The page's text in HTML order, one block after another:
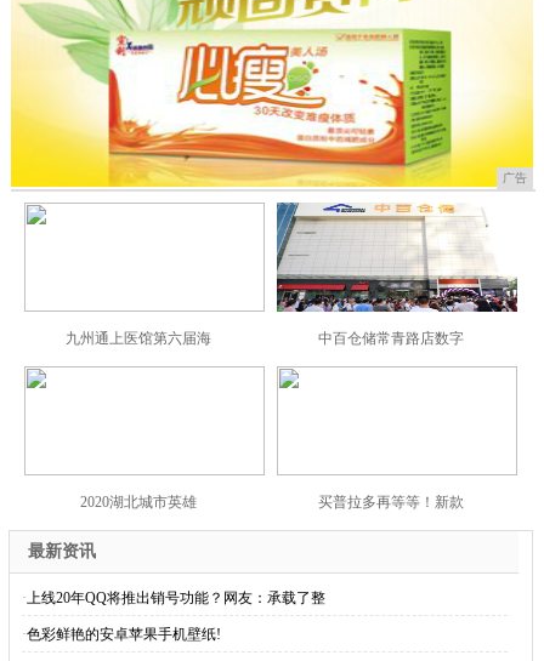
广告
九州通上医馆第六届海 中百仓储常青路店数字
2020湖北城市英雄 买普拉多再等等！新款
最新资讯
·上线20年QQ将推出销号功能？网友：承载了整
·色彩鲜艳的安卓苹果手机壁纸!